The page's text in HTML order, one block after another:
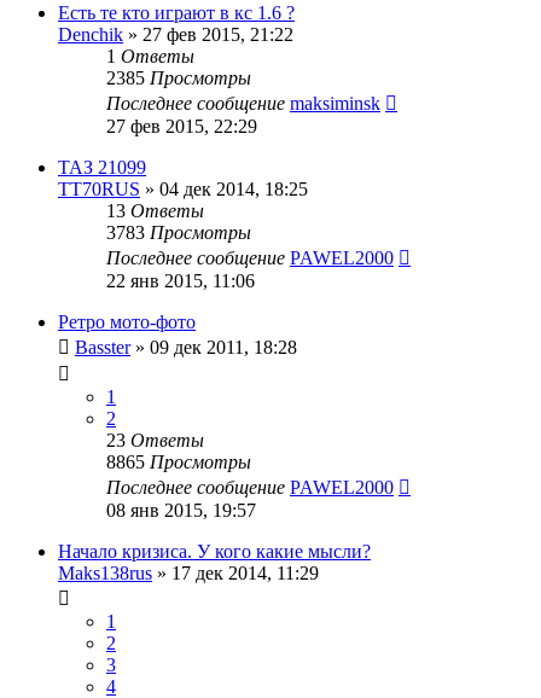
Есть те кто играют в кс 1.6 ?
Denchik » 27 фев 2015, 21:22
1 Ответы
2385 Просмотры
Последнее сообщение maksiminsk
27 фев 2015, 22:29
ТАЗ 21099
TT70RUS » 04 дек 2014, 18:25
13 Ответы
3783 Просмотры
Последнее сообщение PAWEL2000
22 янв 2015, 11:06
Ретро мото-фото
Basster» 09 дек 2011, 18:28
1
2
23 Ответы
8865 Просмотры
Последнее сообщение PAWEL2000
08 янв 2015, 19:57
Начало кризиса. У кого какие мысли?
Maks138rus » 17 дек 2014, 11:29
1
2
3
4